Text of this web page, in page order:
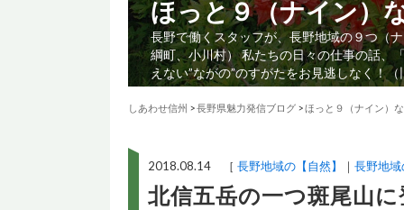
ほっと９（ナイン）
長野で働くスタッフが、長野地域の９つ（
綱町、小川村） 私たちの日々の仕事の話、
えない”ながの”のすがたをお見逃しなく！
しあわせ信州 >長野県魅力発信ブログ >ほっと９（ナイン）
2018.08.14 ［ 長野地域の【自然】 長野地
北信五岳の一つ斑尾山